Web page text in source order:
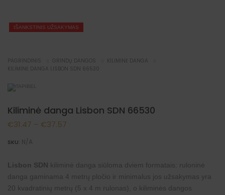
IŠANKSTINIS UŽSAKYMAS
PAGRINDINIS GRINDŲ DANGOS
KILIMINĖ DANGA
KILIMINĖ DANGA LISBON SDN 66530
Kiliminė danga Lisbon SDN 66530
€31.47 – €37.57
through
€37.57
SKU: N/A
Lisbon SDN kiliminė danga siūloma dviem formatais: ruloninė
danga gaminama 4 metrų pločio ir minimalus jos užsakymas yra
20 kvadratinių metrų (5 x 4 m rulonas), o kiliminės dangos